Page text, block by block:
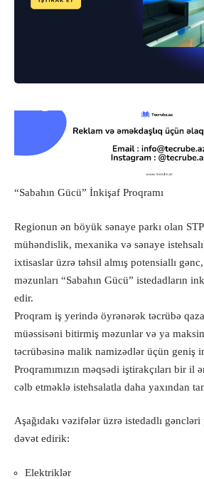
“Sabahın Gücü” İnkişaf Proqramı
Regionun ən böyük sənaye parkı olan
mühəndislik, mexanika və sənaye
ixtisaslar üzrə təhsil almış potensiallı
məzunları “Sabahın Gücü” istedadların
edir.
Proqram iş yerində öyrənərək təcrübə
müəssisəni bitirmiş məzunlar və ya
təcrübəsinə malik namizədlər üçün geniş
Proqramımızın məqsədi iştirakçıları bir il
cəlb etməklə istehsalatla daha yaxından
Aşağıdakı vəzifələr üzrə istedadlı
dəvət edirik:
Elektriklər